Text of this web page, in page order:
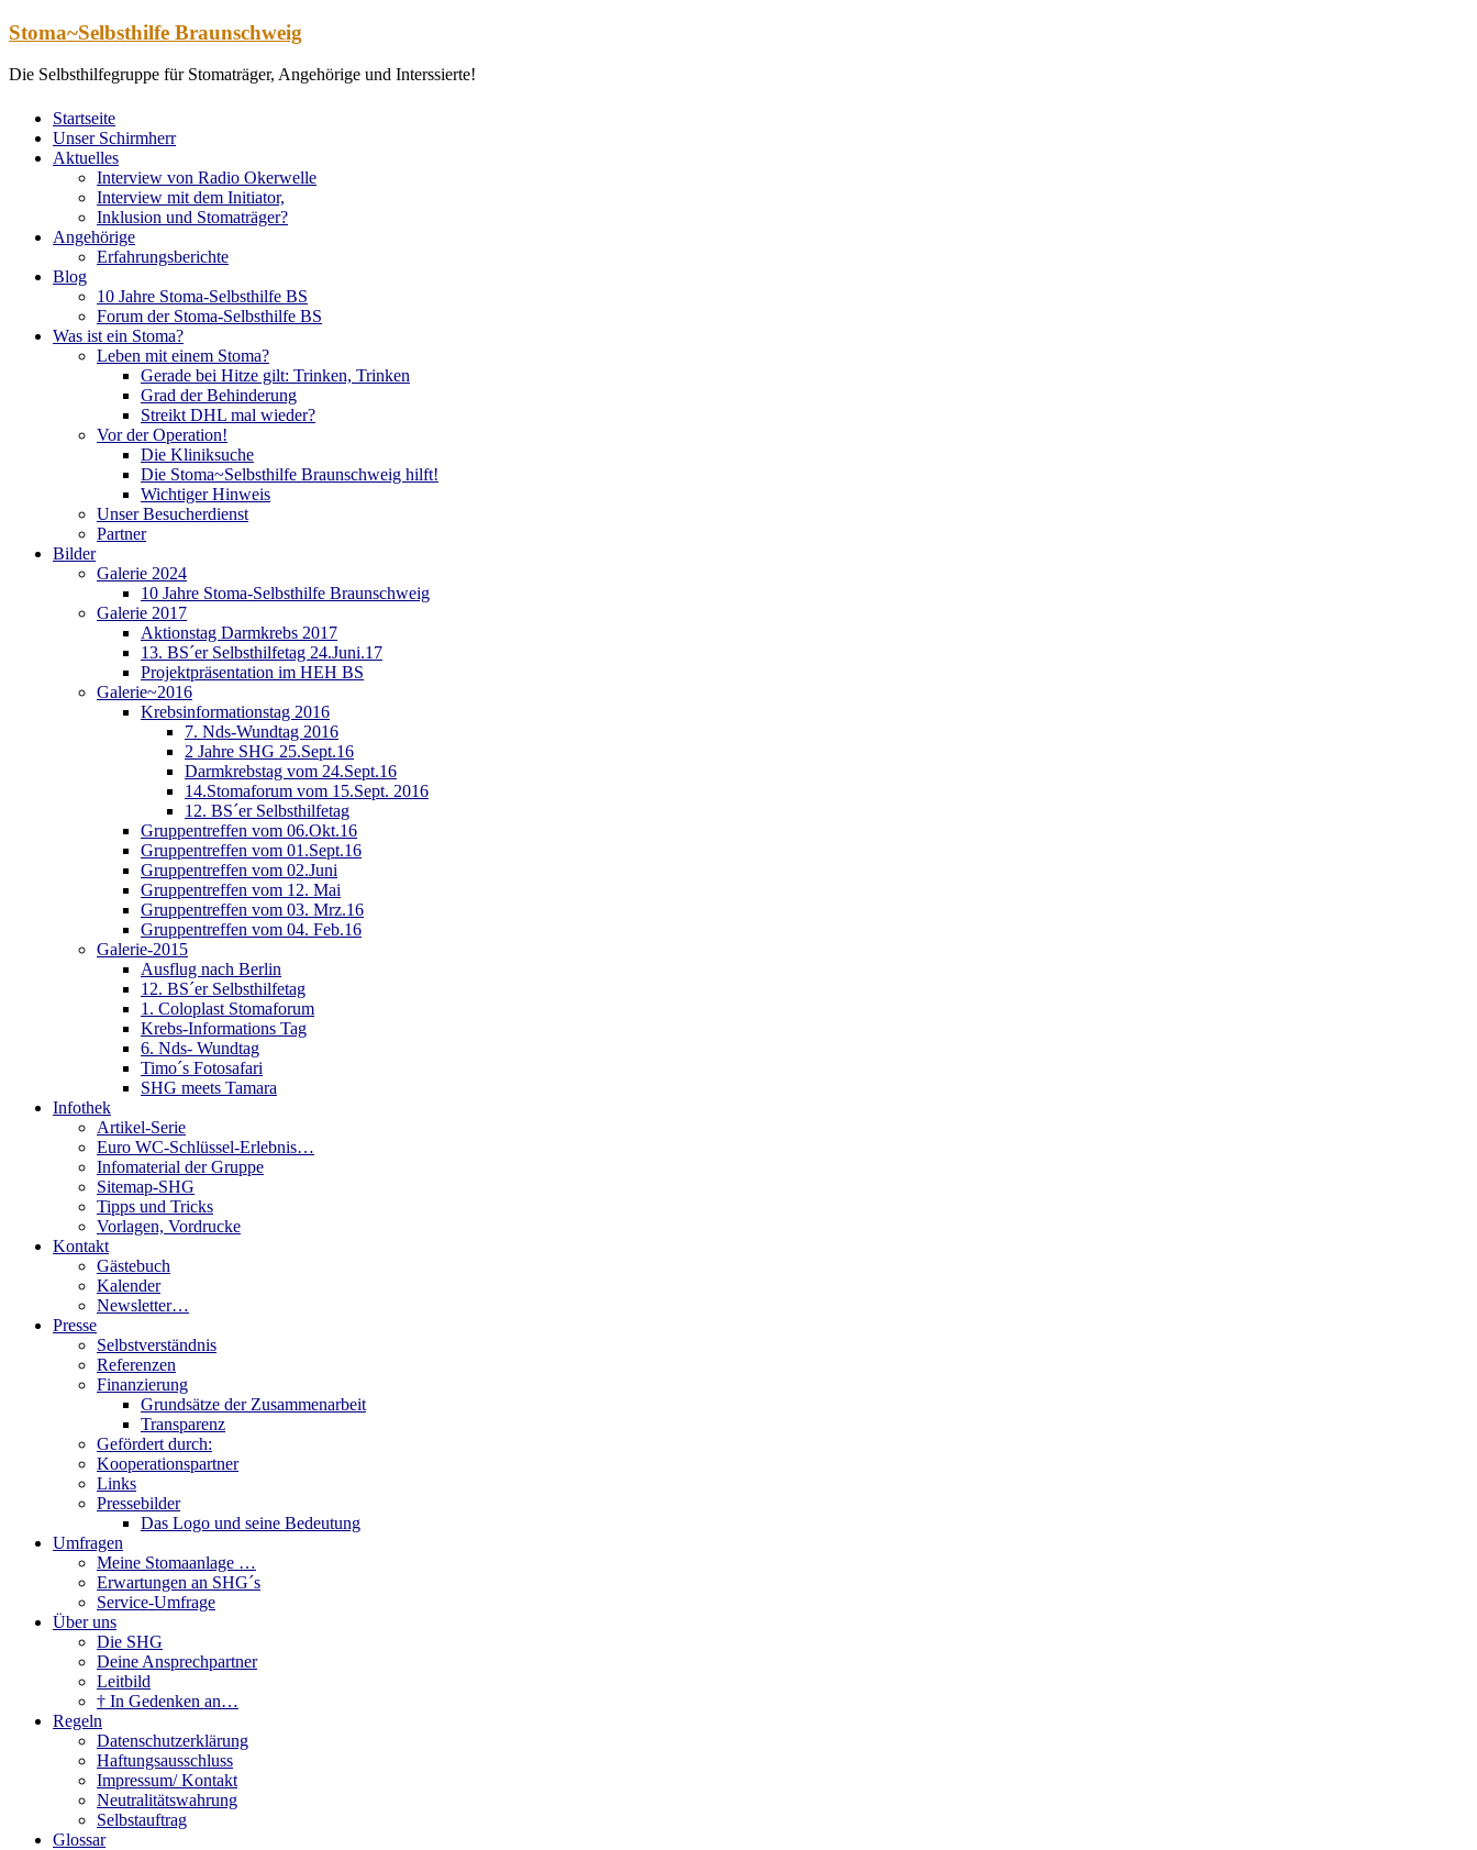
Zum
springen
Stoma~Selbsthilfe Braunschweig
Die Selbsthilfegruppe für Stomaträger, Angehörige und Interssierte!
Startseite
Unser Schirmherr
Aktuelles
Interview von Radio Okerwelle
Interview mit dem Initiator,
Inklusion und Stomaträger?
Angehörige
Erfahrungsberichte
Blog
10 Jahre Stoma-Selbsthilfe BS
Forum der Stoma-Selbsthilfe BS
Was ist ein Stoma?
Leben mit einem Stoma?
Gerade bei Hitze gilt: Trinken, Trinken
Grad der Behinderung
Streikt DHL mal wieder?
Vor der Operation!
Die Kliniksuche
Die Stoma~Selbsthilfe Braunschweig hilft!
Wichtiger Hinweis
Unser Besucherdienst
Partner
Bilder
Galerie 2024
10 Jahre Stoma-Selbsthilfe Braunschweig
Galerie 2017
Aktionstag Darmkrebs 2017
13. BS´er Selbsthilfetag 24.Juni.17
Projektpräsentation im HEH BS
Galerie~2016
Krebsinformationstag 2016
7. Nds-Wundtag 2016
2 Jahre SHG 25.Sept.16
Darmkrebstag vom 24.Sept.16
14.Stomaforum vom 15.Sept. 2016
12. BS´er Selbsthilfetag
Gruppentreffen vom 06.Okt.16
Gruppentreffen vom 01.Sept.16
Gruppentreffen vom 02.Juni
Gruppentreffen vom 12. Mai
Gruppentreffen vom 03. Mrz.16
Gruppentreffen vom 04. Feb.16
Galerie-2015
Ausflug nach Berlin
12. BS´er Selbsthilfetag
1. Coloplast Stomaforum
Krebs-Informations Tag
6. Nds- Wundtag
Timo´s Fotosafari
SHG meets Tamara
Infothek
Artikel-Serie
Euro WC-Schlüssel-Erlebnis…
Infomaterial der Gruppe
Sitemap-SHG
Tipps und Tricks
Vorlagen, Vordrucke
Kontakt
Gästebuch
Kalender
Newsletter…
Presse
Selbstverständnis
Referenzen
Finanzierung
Grundsätze der Zusammenarbeit
Transparenz
Gefördert durch:
Kooperationspartner
Links
Pressebilder
Das Logo und seine Bedeutung
Umfragen
Meine Stomaanlage …
Erwartungen an SHG´s
Service-Umfrage
Über uns
Die SHG
Deine Ansprechpartner
Leitbild
† In Gedenken an…
Regeln
Datenschutzerklärung
Haftungsausschluss
Impressum/ Kontakt
Neutralitätswahrung
Selbstauftrag
Glossar